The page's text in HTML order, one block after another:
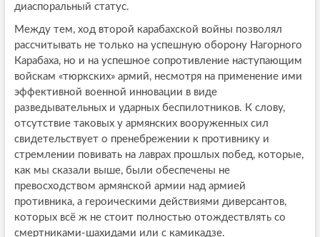
диаспоральный статус.
Между тем, ход второй карабахской войны позволял
рассчитывать не только на успешную оборону Нагорного
Карабаха, но и на успешное сопротивление наступающим
войскам «тюркских» армий, несмотря на применение ими
эффективной военной инновации в виде
разведывательных и ударных беспилотников. К слову,
отсутствие таковых у армянских вооруженных сил
свидетельствует о пренебрежении к противнику и
стремлении повивать на лаврах прошлых побед, которые,
как мы сказали выше, были обеспечены не
превосходством армянской армии над армией
противника, а героическими действиями диверсантов,
которых всё ж не стоит полностью отождествлять со
смертниками-шахидами или с камикадзе.